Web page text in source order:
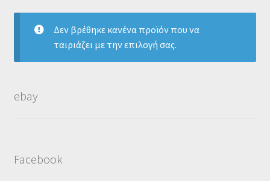
Επιβεβαίωση εγγραφής στο Newsletter του Dealistas.gr
Επικοινωνία
Καλάθι
Ο λογαριασμός μου
Δεν βρέθηκε κανένα προϊόν που να
ταιριάζει με την επιλογή σας.
ebay
Facebook